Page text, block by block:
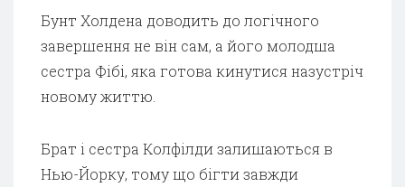
Бунт Холдена доводить до логічного
завершення не він сам, а його молодша
сестра Фібі, яка готова кинутися назустріч
новому життю.
Брат і сестра Колфілди залишаються в
Нью-Йорку, тому що бігти завжди